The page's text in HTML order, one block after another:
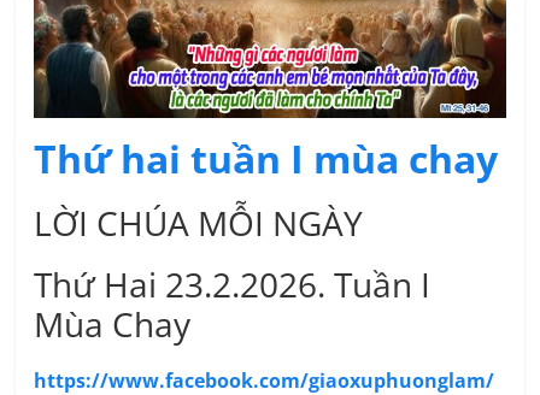
Thứ hai tuần I mùa chay
LỜI CHÚA MỖI NGÀY
Thứ Hai 23.2.2026. Tuần I
Mùa Chay
https://www.facebook.com/giaoxuphuonglam/